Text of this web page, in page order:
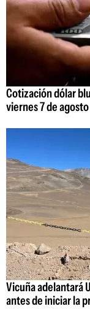
Cotización dólar
viernes 7 de agosto
Vicuña adelantará
antes de iniciar la